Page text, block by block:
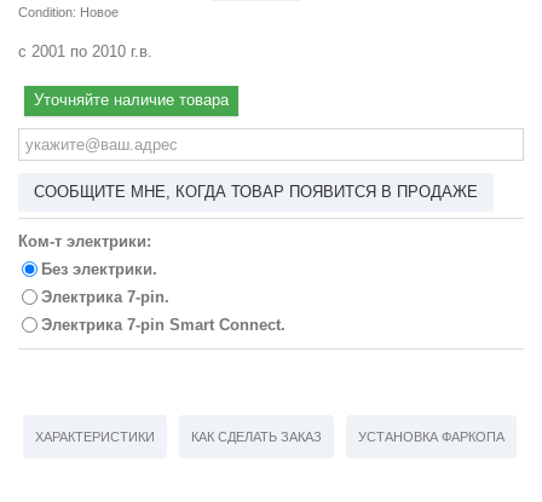
Condition: Новое
с 2001 по 2010 г.в.
Уточняйте наличие товара
СООБЩИТЕ МНЕ, КОГДА ТОВАР ПОЯВИТСЯ В ПРОДАЖЕ
Ком-т электрики:
Без электрики.
Электрика 7-pin.
Электрика 7-pin Smart Connect.
ХАРАКТЕРИСТИКИ КАК СДЕЛАТЬ ЗАКАЗ УСТАНОВКА ФАРКОПА